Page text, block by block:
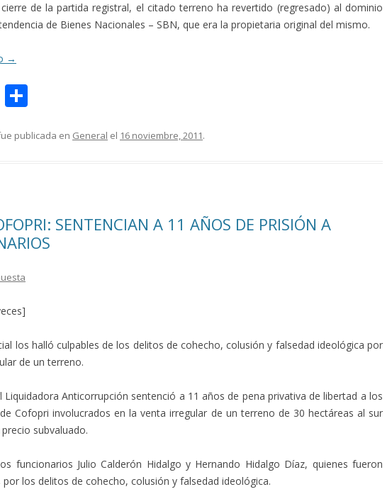
de la partida registral, el citado terreno ha revertido (regresado) al dominio
de Bienes Nacionales – SBN, que era la propietaria original del mismo.
→
T
m
r
publicada en General el 16 noviembre, 2011.
SENTENCIAN A 11 AÑOS DE PRISIÓN A
los halló culpables de los delitos de cohecho, colusión y falsedad ideológica por
de un terreno.
Liquidadora Anticorrupción sentenció a 11 años de pena privativa de libertad a los
Cofopri involucrados en la venta irregular de un terreno de 30 hectáreas al sur
subvaluado.
funcionarios Julio Calderón Hidalgo y Hernando Hidalgo Díaz, quienes fueron
por los delitos de cohecho, colusión y falsedad ideológica.